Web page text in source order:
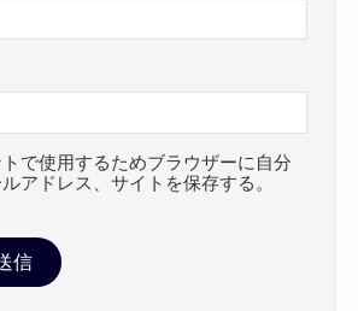
で使用するためブラウザーに自分
アドレス、サイトを保存する。